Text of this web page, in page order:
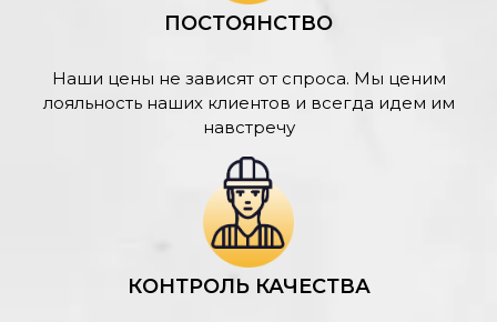
ПОСТОЯНСТВО
Наши цены не зависят от спроса. Мы ценим
лояльность наших клиентов и всегда идем им
навстречу
КОНТРОЛЬ КАЧЕСТВА